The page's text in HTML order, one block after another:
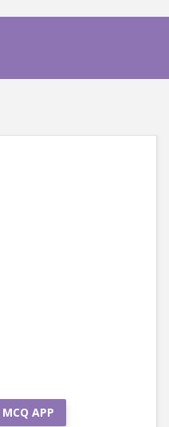
APP